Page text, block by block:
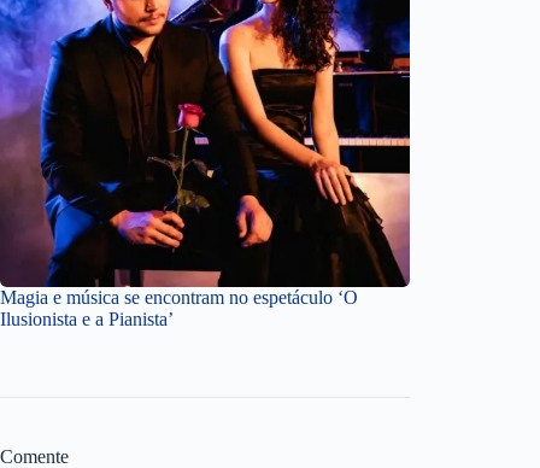
Magia e música se encontram no espetáculo ‘O
Ilusionista e a Pianista’
Comente